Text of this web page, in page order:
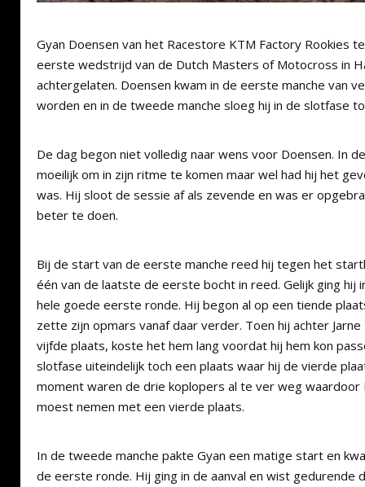
Gyan Doensen van het Racestore KTM Factory Rookies
eerste wedstrijd van de Dutch Masters of Motocross in
achtergelaten. Doensen kwam in de eerste manche van
worden en in de tweede manche sloeg hij in de slotfase
De dag begon niet volledig naar wens voor Doensen. In
moeilijk om in zijn ritme te komen maar wel had hij het
was. Hij sloot de sessie af als zevende en was er
beter te doen.
Bij de start van de eerste manche reed hij tegen het
één van de laatste de eerste bocht in reed. Gelijk ging hij
hele goede eerste ronde. Hij begon al op een tiende
zette zijn opmars vanaf daar verder. Toen hij achter
vijfde plaats, koste het hem lang voordat hij hem kon
slotfase uiteindelijk toch een plaats waar hij de vierde
moment waren de drie koplopers al te ver weg waardoor
moest nemen met een vierde plaats.
In de tweede manche pakte Gyan een matige start en
de eerste ronde. Hij ging in de aanval en wist